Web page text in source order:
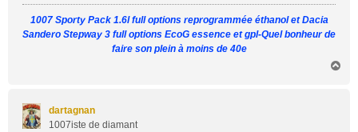
e
1007 Sporty Pack 1.6l full options reprogrammée éthanol et Dacia
Sandero Stepway 3 full options EcoG essence et gpl-Quel bonheur de
faire son plein à moins de 40e
dartagnan
1007iste de diamant